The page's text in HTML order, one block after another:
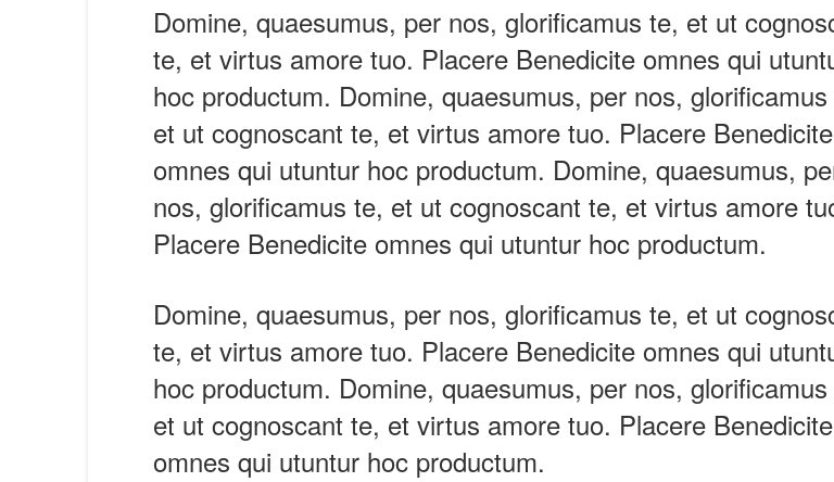
Domine, quaesumus, per nos, glorificamus te, et ut
te, et virtus amore tuo. Placere Benedicite omnes qui
hoc productum. Domine, quaesumus, per nos, glorificamus
et ut cognoscant te, et virtus amore tuo. Placere Benedicite
omnes qui utuntur hoc productum. Domine, quaesumus,
nos, glorificamus te, et ut cognoscant te, et virtus amore
Placere Benedicite omnes qui utuntur hoc productum.
Domine, quaesumus, per nos, glorificamus te, et ut
te, et virtus amore tuo. Placere Benedicite omnes qui
hoc productum. Domine, quaesumus, per nos, glorificamus
et ut cognoscant te, et virtus amore tuo. Placere Benedicite
omnes qui utuntur hoc productum.